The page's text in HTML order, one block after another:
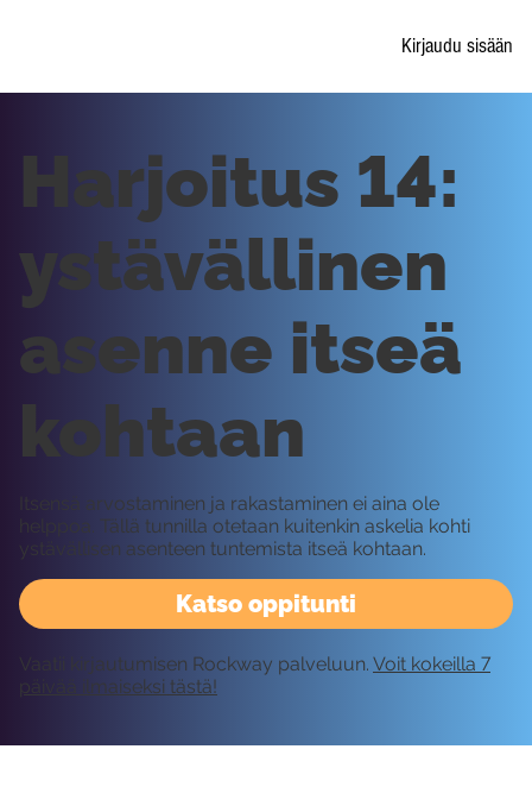
Kirjaudu sisään
Katso oppitunti
Harjoitus 14:
ystävällinen
asenne itseä
kohtaan
Itsensä arvostaminen ja rakastaminen ei aina ole
helppoa. Tällä tunnilla otetaan kuitenkin askelia kohti
ystävällisen asenteen tuntemista itseä kohtaan.
Vaatii kirjautumisen Rockway palveluun. Voit kokeilla 7
päivää ilmaiseksi tästä!